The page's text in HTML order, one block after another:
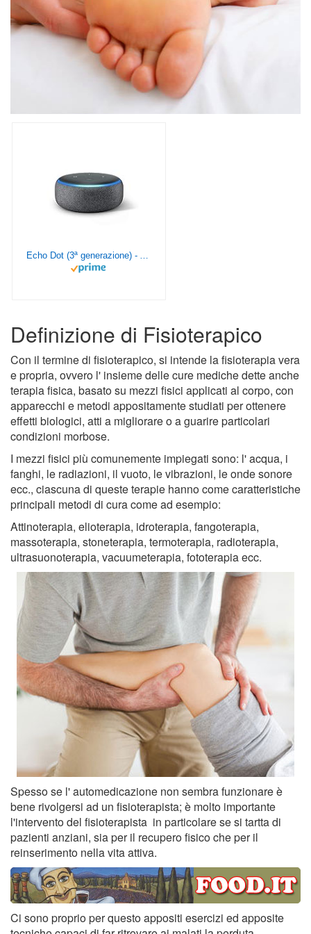
Echo Dot (3ª generazione) - Altoparlante intelligente con integrazione Alexa - Tessuto antracite
Definizione di Fisioterapico
Con il termine di fisioterapico, si intende la fisioterapia vera
e propria, ovvero l' insieme delle cure mediche dette anche
terapia fisica, basato su mezzi fisici applicati al corpo, con
apparecchi e metodi appositamente studiati per ottenere
effetti biologici, atti a migliorare o a guarire particolari
condizioni morbose.
I mezzi fisici più comunemente impiegati sono: l' acqua, i
fanghi, le radiazioni, il vuoto, le vibrazioni, le onde sonore
ecc., ciascuna di queste terapie hanno come caratteristiche
principali metodi di cura come ad esempio:
Attinoterapia, elioterapia, idroterapia, fangoterapia,
massoterapia, stoneterapia, termoterapia, radioterapia,
ultrasuonoterapia, vacuumeterapia, fototerapia ecc.
Spesso se l' automedicazione non sembra funzionare è
bene rivolgersi ad un fisioterapista; è molto importante
l'intervento del fisioterapista in particolare se si tartta di
pazienti anziani, sia per il recupero fisico che per il
reinserimento nella vita attiva.
Ci sono proprio per questo appositi esercizi ed apposite